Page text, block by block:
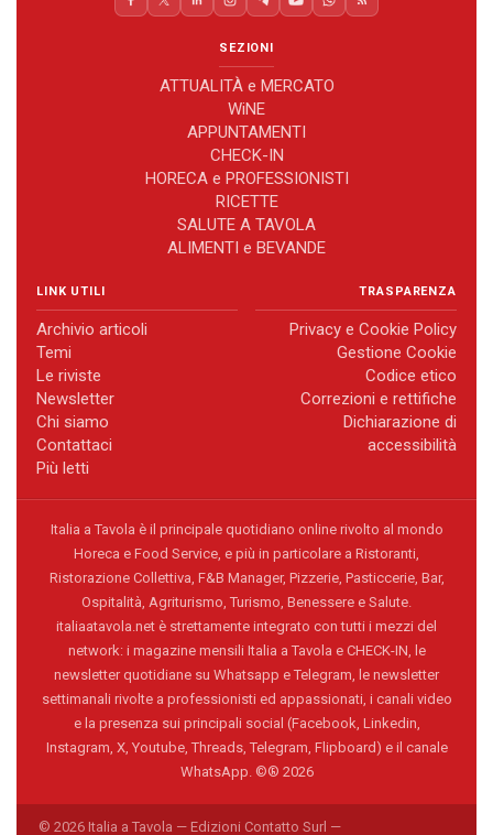
SEZIONI
ATTUALITÀ e MERCATO
WiNE
APPUNTAMENTI
CHECK-IN
HORECA e PROFESSIONISTI
RICETTE
SALUTE A TAVOLA
ALIMENTI e BEVANDE
LINK UTILI
Archivio articoli
Temi
Le riviste
Newsletter
Chi siamo
Contattaci
Più letti
TRASPARENZA
Privacy e Cookie Policy
Gestione Cookie
Codice etico
Correzioni e rettifiche
Dichiarazione di
accessibilità
Italia a Tavola è il principale quotidiano online rivolto al mondo
Horeca e Food Service, e più in particolare a Ristoranti,
Ristorazione Collettiva, F&B Manager, Pizzerie, Pasticcerie, Bar,
Ospitalità, Agriturismo, Turismo, Benessere e Salute.
italiaatavola.net è strettamente integrato con tutti i mezzi del
network: i magazine mensili Italia a Tavola e CHECK-IN, le
newsletter quotidiane su Whatsapp e Telegram, le newsletter
settimanali rivolte a professionisti ed appassionati, i canali video
e la presenza sui principali social (Facebook, Linkedin,
Instagram, X, Youtube, Threads, Telegram, Flipboard) e il canale
WhatsApp. ©® 2026
© 2026 Italia a Tavola — Edizioni Contatto Surl —